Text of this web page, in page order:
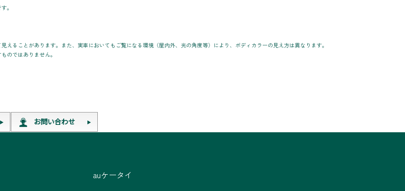
。
ることがあります。また、実車においてもご覧になる環境（屋内外、光の角度等）により、ボディカラーの見え方は異なります。
のではありません。
お問い合わせ
auケータイ